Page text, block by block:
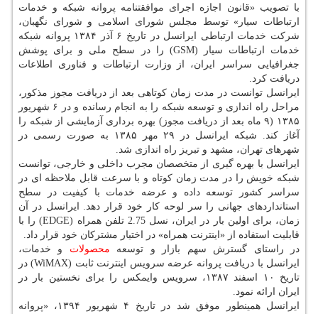
با تصویب «قانون اجازه اجرای موافقتنامه پروانه شبكه و خدمات
ارتباطات سیار» توسط مجلس شورای اسلامی و شورای نگهبان،
شركت خدمات ارتباطی ایرانسل در تاریخ ۶ آذر ۱۳۸۴ پروانه شبكه
خدمات ارتباطات سیار (GSM) را در سطح ملی و برای پوشش
جغرافیایی سراسر ایران، از وزارت ارتباطات و فناوری اطلاعات
دریافت كرد.
ایرانسل توانست در مدت زمان كوتاهی بعد از دریافت مجوز مذكور،
مراحل راه اندازی و توسعه شبكه را به انجام رسانده و در ۶ شهریور
۱۳۸۵ (۹ ماه بعد از دریافت مجوز) بهره برداری آزمایشی از شبكه را
آغاز كند. شبكه ایرانسل در ۲۹ مهر ۱۳۸۵ به صورت رسمی در
شهرهای تهران، مشهد و تبریز راه اندازی شد.
ایرانسل با بهره گیری از متخصصان مجرب داخلی و خارجی، توانست
شبكه خویش را در مدت زمان كوتاه و با سرعت قابل ملاحظه ای در
سراسر كشور توسعه داده و عرضه خدمات با كیفیت در سطح
استانداردهای جهانی را سر لوحه كار خود قرار دهد. ایرانسل در آن
زمان، برای اولین بار در ایران، نسل 2.75 تلفن همراه (EDGE) را با
قابلیت استفاده از «اینترنت همراه» در اختیار مشتركان خود قرار داد.
در راستای گسترش سهم بازار و توسعه محصولات و خدمات،
ایرانسل با دریافت پروانه عرضه سرویس اینترنت ثابت (WiMAX) در
تاریخ ۱۰ اسفند ۱۳۸۷، سرویس وایمكس را برای نخستین بار در
ایران ارائه نمود.
ایرانسل همینطور موفق شد در تاریخ ۴ شهریور ۱۳۹۴، «پروانه